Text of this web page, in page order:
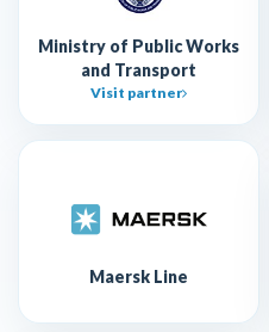
Ministry of Public Works
and Transport
Visit partner
Maersk Line